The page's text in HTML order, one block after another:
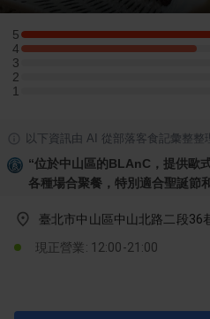
5
5 星：5 則評論
4
4 星：3 則評論
3
3 星：0 則評論
2
2 星：0 則評論
1
1 星：0 則評論
以下資訊由 AI 從部落客食記彙整整
“位於中山區的BLAnC，提供歐
各種場合聚餐，特別適合聖誕節
臺北市中山區中山北路二段36
現正營業: 12:00-21:00